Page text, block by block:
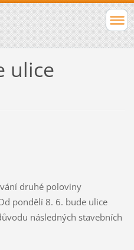
ulice
druhé poloviny
pondělí 8. 6. bude ulice
následných stavebních